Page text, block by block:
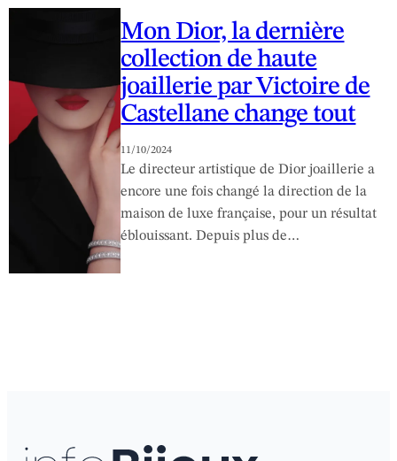
Mon Dior, la dernière
collection de haute
joaillerie par Victoire de
Castellane change tout
11/10/2024
Le directeur artistique de Dior joaillerie a
encore une fois changé la direction de la
maison de luxe française, pour un résultat
éblouissant. Depuis plus de…